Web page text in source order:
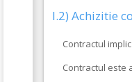
I.2) Achizitie
Contractul
Contractul este